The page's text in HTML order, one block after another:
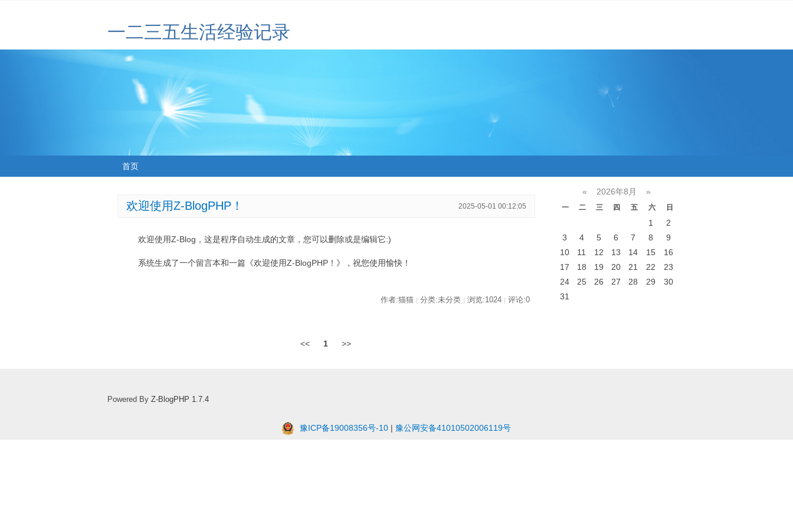
一二三五生活经验记录
首页
欢迎使用Z-BlogPHP！ 2025-05-01 00:12:05
欢迎使用Z-Blog，这是程序自动生成的文章，您可以删除或是编辑它:)
系统生成了一个留言本和一篇《欢迎使用Z-BlogPHP！》，祝您使用愉快！
作者:猫猫 | 分类:未分类 | 浏览:1024 | 评论:0
<< 1 >>
« 2026年8月 »
一 二 三 四 五 六 日
1
2
3
4 5 6 7 8
9
10
11 12 13 14 15
16
17
18 19 20 21 22
23
24
25 26 27 28 29
30
31
Powered By Z-BlogPHP 1.7.4
豫ICP备19008356号-10 | 豫公网安备41010502006119号